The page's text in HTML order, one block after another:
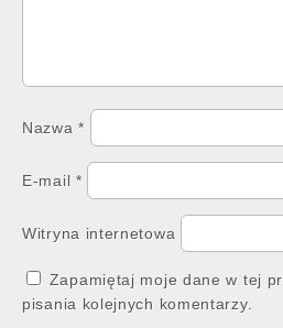
Nazwa*
E-mail *
Witryna internetowa
Zapamiętaj moje dane w tej
pisania kolejnych komentarzy.